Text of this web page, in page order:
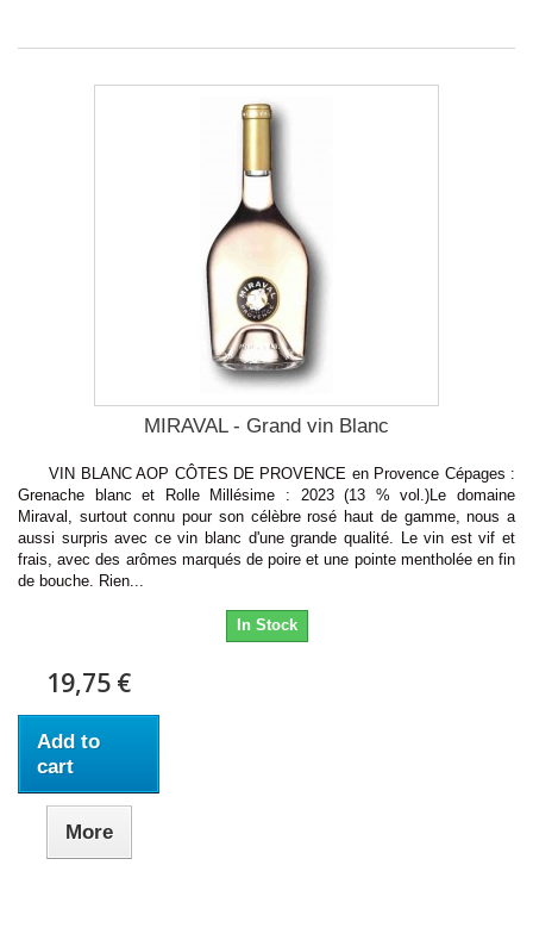
MIRAVAL - Grand vin Blanc
VIN BLANC AOP CÔTES DE PROVENCE en Provence Cépages :
Grenache blanc et Rolle Millésime : 2023 (13 % vol.)Le domaine
Miraval, surtout connu pour son célèbre rosé haut de gamme, nous a
aussi surpris avec ce vin blanc d'une grande qualité. Le vin est vif et
frais, avec des arômes marqués de poire et une pointe mentholée en fin
de bouche. Rien...
In Stock
19,75 €
Add to
cart
More